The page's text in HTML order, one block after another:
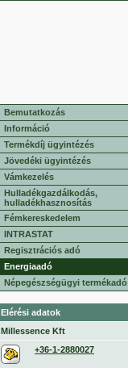
Bemutatkozás
Információ
Termékdíj ügyintézés
Jövedéki ügyintézés
Vámkezelés
Hulladékgazdálkodás,
hulladékhasznosítás
Fémkereskedelem
INTRASTAT
Regisztrációs adó
Energiaadó
Népegészségügyi termékadó
Elérési adatok
Millessence Kft
+36-1-2880027